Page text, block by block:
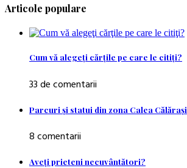
Articole populare
Cum vă alegeţi cărţile pe care le citiţi?
33 de comentarii
Parcuri şi statui din zona Calea Călăraşi
8 comentarii
Aveţi prieteni necuvântători?